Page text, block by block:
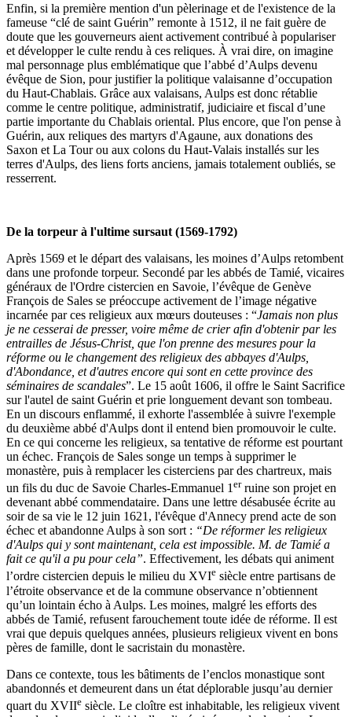
Enfin, si la première mention d'un pèlerinage et de l'existence de la
fameuse “clé de saint Guérin” remonte à 1512, il ne fait guère de
doute que les gouverneurs aient activement contribué à populariser
et développer le culte rendu à ces reliques. À vrai dire, on imagine
mal personnage plus emblématique que l’abbé d’Aulps devenu
évêque de Sion, pour justifier la politique valaisanne d’occupation
du Haut-Chablais. Grâce aux valaisans, Aulps est donc rétablie
comme le centre politique, administratif, judiciaire et fiscal d’une
partie importante du Chablais oriental. Plus encore, que l'on pense à
Guérin, aux reliques des martyrs d'Agaune, aux donations des
Saxon et La Tour ou aux colons du Haut-Valais installés sur les
terres d'Aulps, des liens forts anciens, jamais totalement oubliés, se
resserrent.
De la torpeur à l'ultime sursaut (1569-1792)
Après 1569 et le départ des valaisans, les moines d’Aulps retombent
dans une profonde torpeur. Secondé par les abbés de Tamié, vicaires
généraux de l'Ordre cistercien en Savoie, l’évêque de Genève
François de Sales se préoccupe activement de l’image négative
incarnée par ces religieux aux mœurs douteuses : “Jamais non plus
je ne cesserai de presser, voire même de crier afin d'obtenir par les
entrailles de Jésus-Christ, que l'on prenne des mesures pour la
réforme ou le changement des religieux des abbayes d'Aulps,
d'Abondance, et d'autres encore qui sont en cette province des
séminaires de scandales”. Le 15 août 1606, il offre le Saint Sacrifice
sur l'autel de saint Guérin et prie longuement devant son tombeau.
En un discours enflammé, il exhorte l'assemblée à suivre l'exemple
du deuxième abbé d'Aulps dont il entend bien promouvoir le culte.
En ce qui concerne les religieux, sa tentative de réforme est pourtant
un échec. François de Sales songe un temps à supprimer le
monastère, puis à remplacer les cisterciens par des chartreux, mais
un fils du duc de Savoie Charles-Emmanuel 1 erruine son projet en
devenant abbé commendataire. Dans une lettre désabusée écrite au
soir de sa vie le 12 juin 1621, l'évêque d'Annecy prend acte de son
échec et abandonne Aulps à son sort : “De réformer les religieux
d'Aulps qui y sont maintenant, cela est impossible. M. de Tamié a
fait ce qu'il a pu pour cela”. Effectivement, les débats qui animent
l’ordre cistercien depuis le milieu du XVIe siècle entre partisans de
l’étroite observance et de la commune observance n’obtiennent
qu’un lointain écho à Aulps. Les moines, malgré les efforts des
abbés de Tamié, refusent farouchement toute idée de réforme. Il est
vrai que depuis quelques années, plusieurs religieux vivent en bons
pères de famille, dont le sacristain du monastère.
Dans ce contexte, tous les bâtiments de l’enclos monastique sont
abandonnés et demeurent dans un état déplorable jusqu’au dernier
quart du XVIIe siècle. Le cloître est inhabitable, les religieux vivent